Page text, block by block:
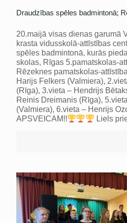
Draudzības spēles badmintonā;
20.maijā visas dienas garumā
krasta vidusskolā-attīstības
spēles badmintonā, kurās
skolas, Rīgas 5.pamatskolas-
Rēzeknes pamatskolas-
Harijs Felkers (Valmiera),
(Rīga), 3.vieta – Hendrijs
Reinis Dreimanis (Rīga),
(Valmiera), 6.vieta – Henrijs
APSVEICAM!!
Liels